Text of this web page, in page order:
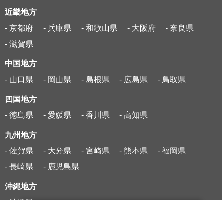
近畿地方
- 京都府
- 兵庫県 - 和歌山県 - 大阪府
- 奈良県
- 滋賀県
中国地方
- 山口県
- 岡山県 - 島根県 - 広島県 - 鳥取県
四国地方
- 徳島県
- 愛媛県 - 香川県 - 高知県
九州地方
- 佐賀県
- 大分県 - 宮崎県 - 熊本県
- 福岡県
- 長崎県
- 鹿児島県
沖縄地方